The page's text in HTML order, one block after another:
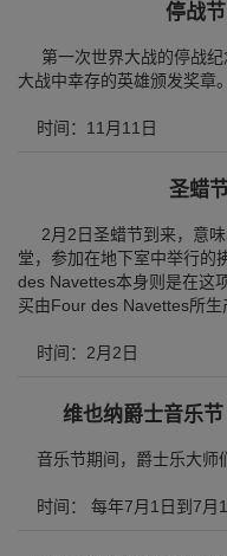
停战
第一次世界大战的停战纪
大战中幸存的英雄颁发奖章。
时间：11月11日
圣蜡
2月2日圣蜡节到来，意味
堂，参加在地下室中举行的
des Navettes本身则是在这
买由Four des Navettes所生
时间：2月2日
维也纳爵士音乐
音乐节期间，爵士乐大师
时间： 每年7月1日到7月